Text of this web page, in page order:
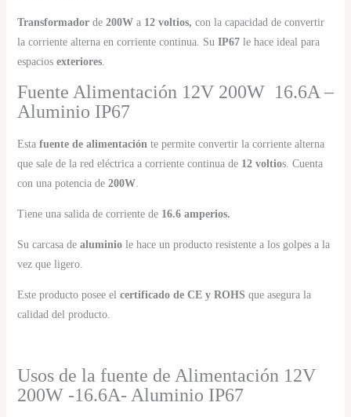
Transformadorde 200Wa 12 voltios, con la capacidad de convertir
la corriente alterna en corriente continua. Su IP67le hace ideal para
espacios exteriores.
Fuente Alimentación 12V 200W 16.6A –
Aluminio IP67
Esta fuente de alimentaciónte permite convertir la corriente alterna
que sale de la red eléctrica a corriente continua de 12 voltios. Cuenta
con una potencia de 200W.
Tiene una salida de corriente de 16.6 amperios.
Su carcasa de aluminiole hace un producto resistente a los golpes a la
vez que ligero.
Este producto posee el certificado de CE y ROHS que asegura la
calidad del producto.
Usos de la fuente de Alimentación 12V
200W -16.6A- Aluminio IP67